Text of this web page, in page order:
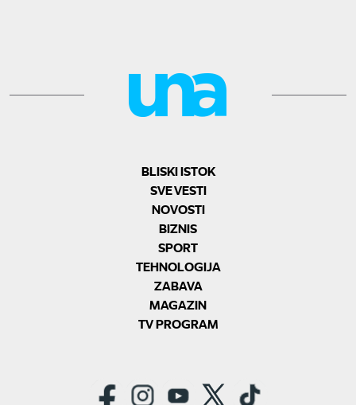
BLISKI ISTOK
SVE VESTI
NOVOSTI
BIZNIS
SPORT
TEHNOLOGIJA
ZABAVA
MAGAZIN
TV PROGRAM